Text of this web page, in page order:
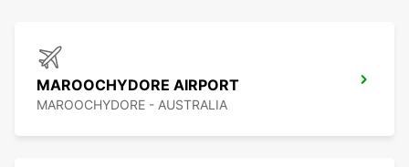
MAROOCHYDORE AIRPORT
MAROOCHYDORE - AUSTRALIA